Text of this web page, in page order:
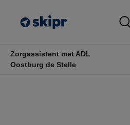
Zorgassistent met ADL
Oostburg de Stelle